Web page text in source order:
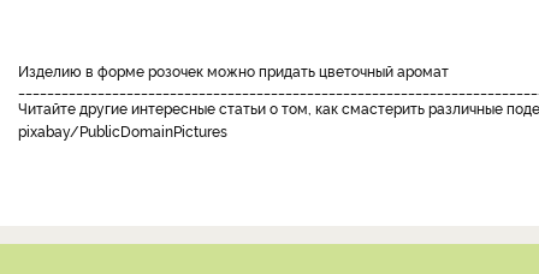
изделию в форме розочек можно придать цветочный аромат
Читайте другие интересные статьи о том, как смастерить различные
pixabay/PublicDomainPictures